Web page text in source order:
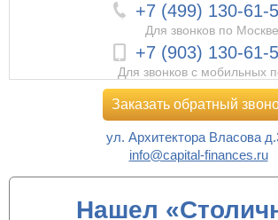
+7 (499) 130-61-
Для звонков по Москве
+7 (903) 130-61-
Для звонков с мобильных
Заказать обратный
ул. Архитектора Власова
info@capital-finances.ru
Нашел